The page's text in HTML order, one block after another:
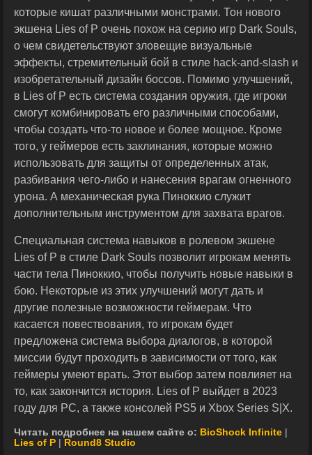
которые кишат различными монстрами. Тон нового
экшена Lies of P очень похож на серию игр Dark Souls,
о чем свидетельствуют зловещие визуальные
эффекты, стремительный бой в стиле hack-and-slash и
изобретательный дизайн боссов. Помимо улучшений,
в Lies of P есть система создания оружия, где игроки
смогут комбинировать его различными способами,
чтобы создать что-то новое и более мощное. Кроме
того, у геймеров есть заклинания, которые можно
использовать для защиты от определенных атак,
разбивания чего-либо и нанесения врагам огненного
урона. А механическая рука Пиноккио служит
дополнительным инструментом для захвата врагов.
Специальная система навыков в ролевом экшене
Lies of P в стиле Dark Souls позволит игрокам менять
части тела Пиноккио, чтобы получить новые навыки в
бою. Некоторые из этих улучшений могут дать и
другие полезные возможности геймерам. Что
касается повествования, то игрокам будет
предложена система выбора диалогов, в которой
миссии будут проходить в зависимости от того, как
геймеры умеют врать. Этот выбор затем повлияет на
то, как закончится история. Lies of P выйдет в 2023
году для PC, а также консолей PS5 и Xbox Series S|X.
Читать подробнее на нашем сайте о: BioShock Infinite |
Lies of P | Round8 Studio